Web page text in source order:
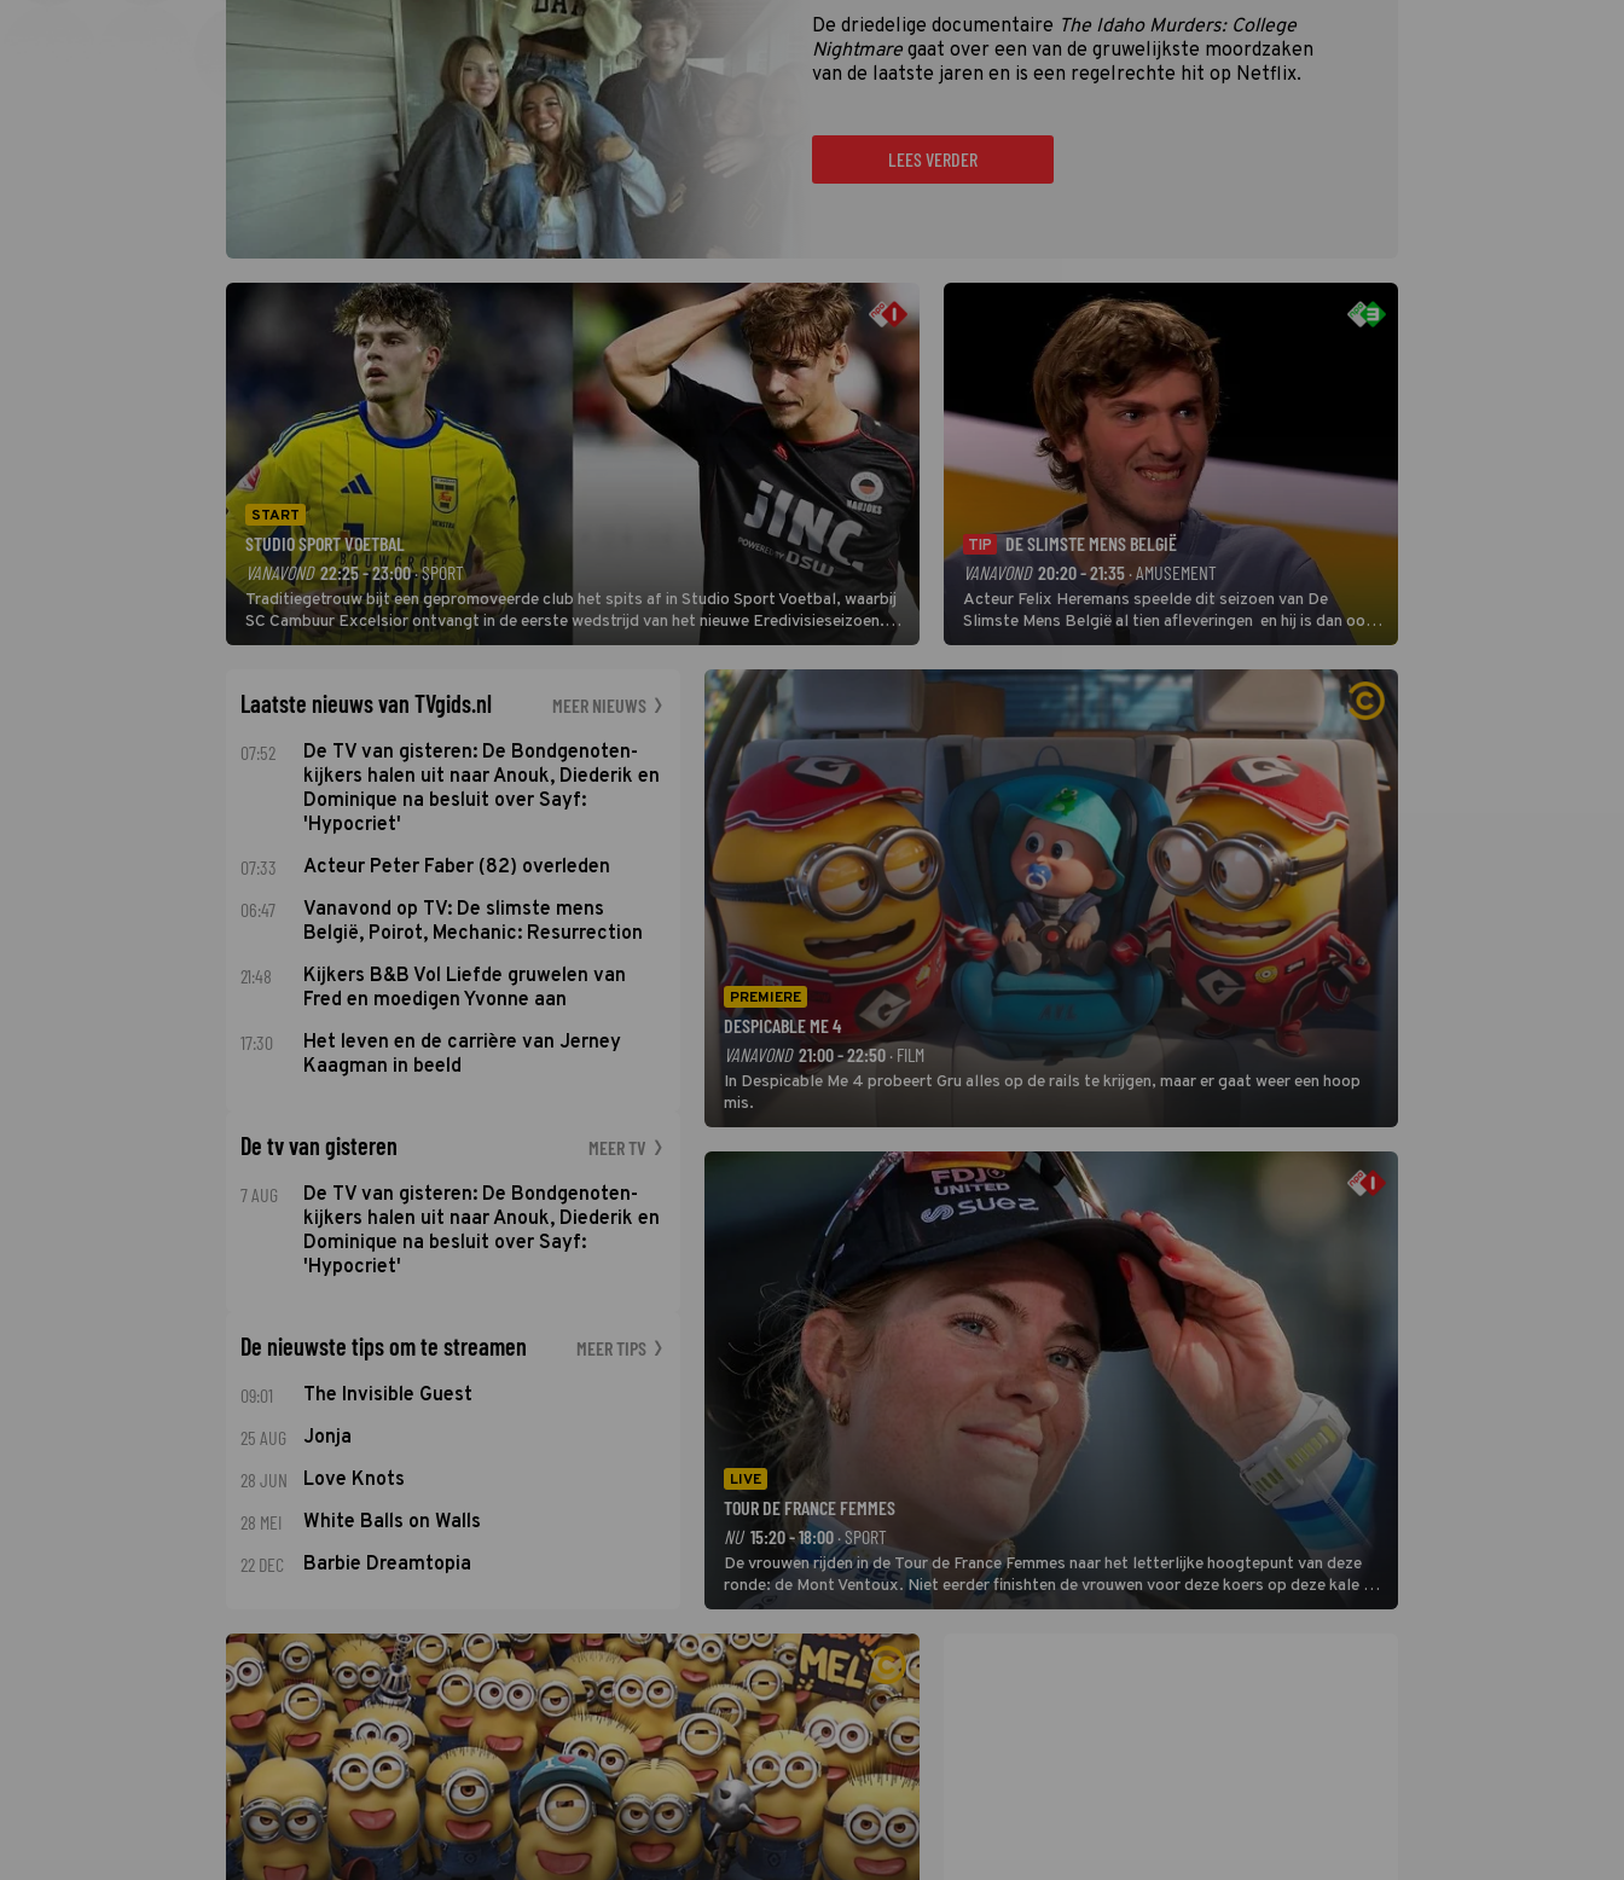
De driedelige documentaire The Idaho Murders: College
Nightmare gaat over een van de gruwelijkste moordzaken
van de laatste jaren en is een regelrechte hit op Netflix.
LEES VERDER
START
STUDIO SPORT VOETBAL
VANAVOND 22:25 - 23:00· SPORT
Traditiegetrouw bijt een gepromoveerde club het spits af in Studio Sport Voetbal, waarbij
SC Cambuur Excelsior ontvangt in de eerste wedstrijd van het nieuwe Eredivisieseizoen.
De nieuwe oefenmeester is Johan Plat en hij wil aanvallend voetballen.
TIP
DE SLIMSTE MENS BELGIË
VANAVOND 20:20 - 21:35 · AMUSEMENT
Acteur Felix Heremans speelde dit seizoen van De
Slimste Mens België al tien afleveringen en hij is dan ook
de grote favoriet in deze seizoensfinale. En er is
Nederlandse inbreng, want komiek Soundos El Ahmadi
neemt plaats aan de jurytafel.
Laatste nieuws van TVgids.nl MEER NIEUWS
07:52
De TV van gisteren: De Bondgenoten-
kijkers halen uit naar Anouk, Diederik en
Dominique na besluit over Sayf:
'Hypocriet'
07:33 Acteur Peter Faber (82) overleden
06:47
Vanavond op TV: De slimste mens
België, Poirot, Mechanic: Resurrection
21:48
Kijkers B&B Vol Liefde gruwelen van
Fred en moedigen Yvonne aan
17:30
Het leven en de carrière van Jerney
Kaagman in beeld
De tv van gisteren MEER TV
7 AUG
De TV van gisteren: De Bondgenoten-
kijkers halen uit naar Anouk, Diederik en
Dominique na besluit over Sayf:
'Hypocriet'
De nieuwste tips om te streamen MEER TIPS
09:01 The Invisible Guest
25 AUG Jonja
28 JUN Love Knots
28 MEI White Balls on Walls
22 DEC Barbie Dreamtopia
PREMIERE
DESPICABLE ME 4
VANAVOND 21:00 - 22:50 · FILM
In Despicable Me 4 probeert Gru alles op de rails te krijgen, maar er gaat weer een hoop
mis.
LIVE
TOUR DE FRANCE FEMMES
NU 15:20 - 18:00 · SPORT
De vrouwen rijden in de Tour de France Femmes naar het letterlijke hoogtepunt van deze
ronde: de Mont Ventoux. Niet eerder finishten de vrouwen voor deze koers op deze kale col
uit de buitencategorie. De aanloop naar de slotklim is vlak.